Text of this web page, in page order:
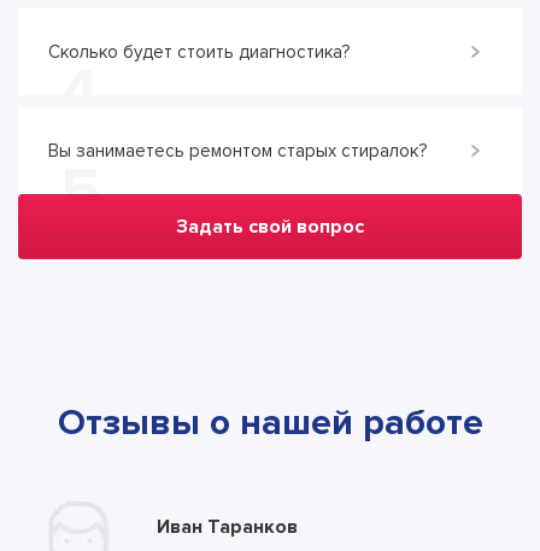
Сколько будет стоить диагностика?
Вы занимаетесь ремонтом старых стиралок?
5 Задать свой вопрос
Отзывы о нашей работе
Юлия Долгополова
Иван Таранков
Ксения Абрамова
Алла
Тимур
Андрей
Илья
Антон